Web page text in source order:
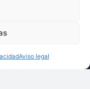
Aviso legal
en redes